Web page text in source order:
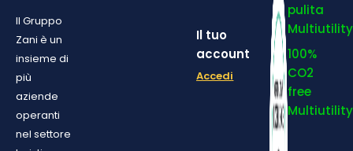
Il Gruppo
Zani è un
insieme di
più
aziende
operanti
nel settore
Il tuo
account
Accedi
pulita
Multiutility
100%
CO2
free
Multiutility